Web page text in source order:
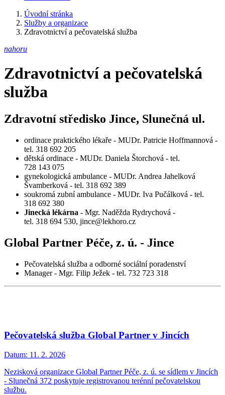
Úvodní stránka
Služby a organizace
Zdravotnictví a pečovatelská služba
nahoru
Zdravotnictví a pečovatelská
služba
Zdravotní středisko Jince, Slunečná ul.
ordinace praktického lékaře - MUDr. Patricie Hoffmannová -
tel. 318 692 205
dětská ordinace - MUDr. Daniela Štorchová - tel.
728 143 075
gynekologická ambulance - MUDr. Andrea Jahelková
Švamberková - tel. 318 692 389
soukromá zubní ambulance - MUDr. Iva Pučálková - tel.
318 692 380
Jinecká lékárna - Mgr. Naděžda Rydrychová -
tel. 318 694 530, jince@lekhoro.cz
Global Partner Péče, z. ú. - Jince
Pečovatelská služba a odborné sociální poradenství
Manager - Mgr. Filip Ježek - tel. 732 723 318
Pečovatelská služba Global Partner v Jincích
Datum: 11. 2. 2026
Nezisková organizace Global Partner Péče, z. ú. se sídlem v Jincích
- Slunečná 372 poskytuje registrovanou terénní pečovatelskou
službu.